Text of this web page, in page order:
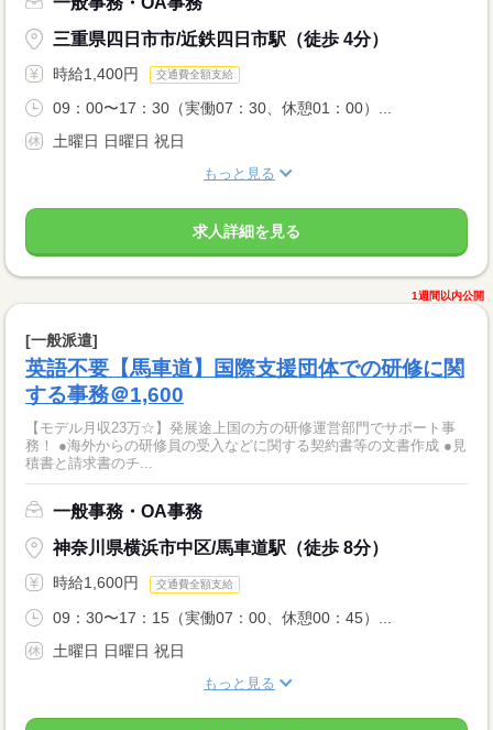
三重県四日市市/近鉄四日市駅（徒歩 4分）
時給1,400円 交通費全額支給
09：00〜17：30（実働07：30、休憩01：00）...
土曜日 日曜日 祝日
もっと見る
求人詳細を見る
1週間以内公開
[一般派遣]
英語不要【馬車道】国際支援団体での研修に関
する事務＠1,600
【モデル月収23万☆】発展途上国の方の研修運営部門でサポート事
務！ ●海外からの研修員の受入などに関する契約書等の文書作成 ●見
積書と請求書のチ...
一般事務・OA事務
神奈川県横浜市中区/馬車道駅（徒歩 8分）
時給1,600円 交通費全額支給
09：30〜17：15（実働07：00、休憩00：45）...
土曜日 日曜日 祝日
もっと見る